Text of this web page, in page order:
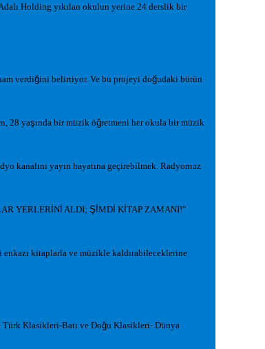
Holding yıkılan okulun yerine 24 derslik bir
verdiğini belirtiyor. Ve bu projeyi doğudaki bütün
28 yaşında bir müzik öğretmeni her okula bir müzik
kanalını yayın hayatına geçirebilmek. Radyomuz
YERLERİ Nİ ALDI; Şİ MDİ Kİ TAP ZAMANI!"
enkazı kitaplarla ve müzikle kaldırabileceklerine
Türk Klasikleri-Batı ve Doğu Klasikleri- Dünya